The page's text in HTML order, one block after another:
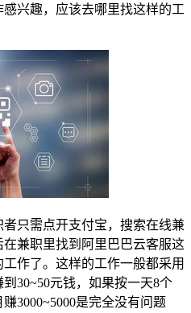
兴趣，应该去哪里找这样的工
只需点开支付宝，搜索在线兼
兼职里找到阿里巴巴云客服这
作了。这样的工作一般都采用
30~50元钱，如果按一天8个
3000~5000是完全没有问题